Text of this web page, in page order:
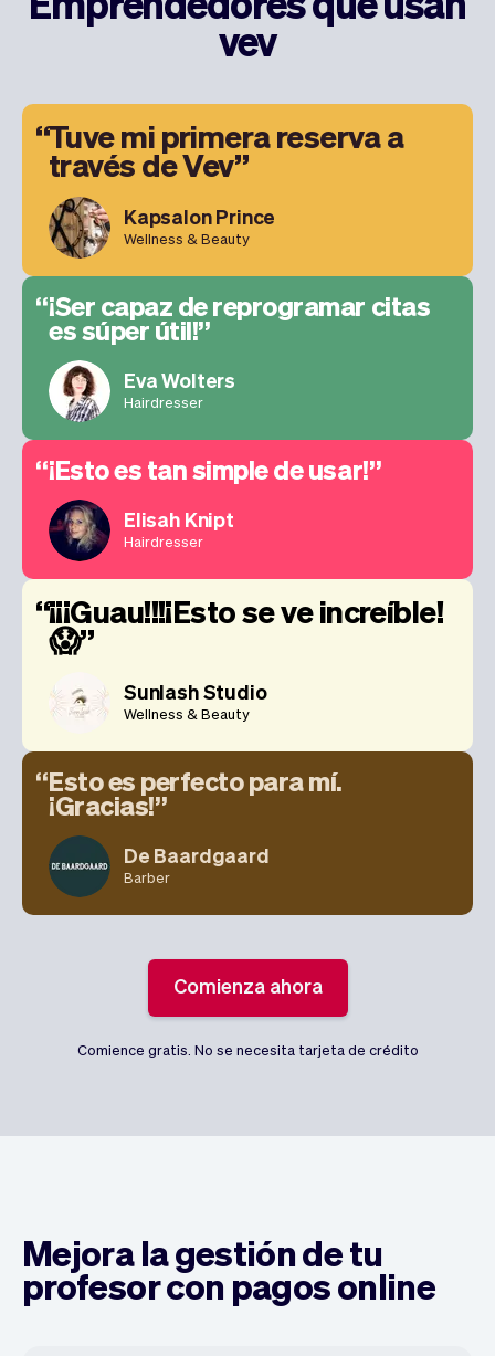
vev
Tuve mi primera reserva a
través de Vev
Kapsalon Prince
Wellness & Beauty
¡Ser capaz de reprogramar citas
es súper útil!
Eva Wolters
Hairdresser
¡Esto es tan simple de usar!
Elisah Knipt
Hairdresser
¡¡¡Guau!!!¡Esto se ve increíble!
😱
Sunlash Studio
Wellness & Beauty
Esto es perfecto para mí.
¡Gracias!
De Baardgaard
Barber
Comienza ahora
Comience gratis. No se necesita tarjeta de crédito
Mejora la gestión de tu
profesor con pagos online